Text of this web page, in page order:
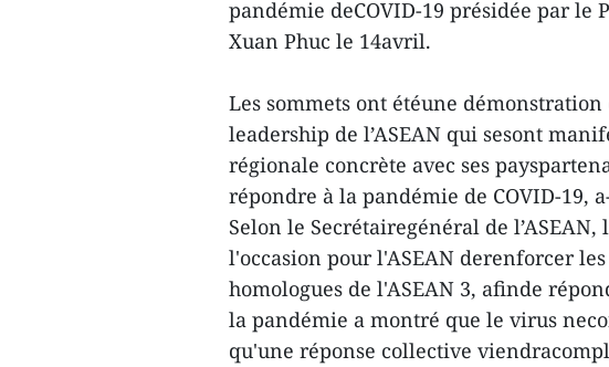
pandémie deCOVID-19 présidée par
Xuan Phuc le 14avril.
Les sommets ont étéune
leadership de l’ASEAN qui sesont
régionale concrète avec ses
répondre à la pandémie de COVID-19,
Selon le Secrétairegénéral de
l'occasion pour l'ASEAN derenforcer
homologues de l'ASEAN 3, afinde
la pandémie a montré que le virus
qu'une réponse collective